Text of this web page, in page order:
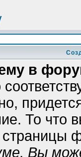
в
То что
страницы
Вы